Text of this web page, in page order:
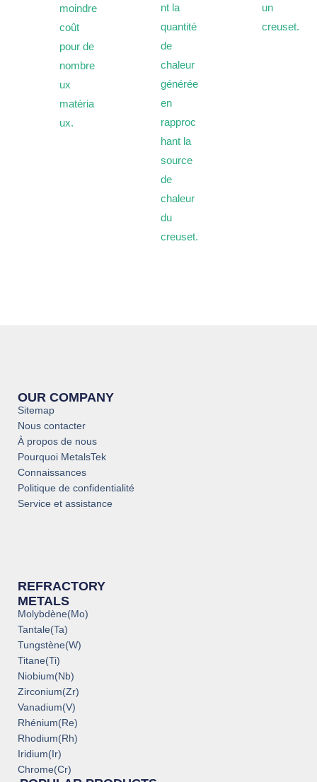
moindre
coût
pour de
nombre
ux
matéria
ux.
nt la
quantité
de
chaleur
générée
en
rapproc
hant la
source
de
chaleur
du
creuset.
un
creuset.
REFRACTORY
METALS
Molybdène(Mo)
Tantale(Ta)
Tungstène(W)
Titane(Ti)
Niobium(Nb)
Zirconium(Zr)
Vanadium(V)
Rhénium(Re)
Rhodium(Rh)
Iridium(Ir)
Chrome(Cr)
OUR COMPANY
Sitemap
Nous contacter
À propos de nous
Pourquoi MetalsTek
Connaissances
Politique de confidentialité
Service et assistance